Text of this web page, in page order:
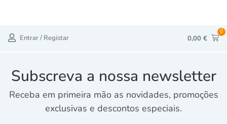
Entrar / Registar 0,00 €
0
Subscreva a nossa newsletter
Receba em primeira mão as novidades, promoções
exclusivas e descontos especiais.